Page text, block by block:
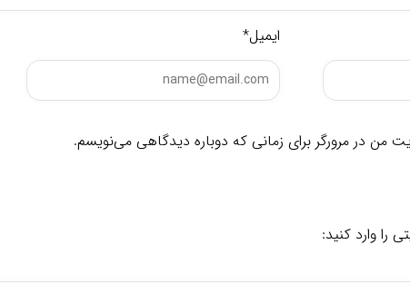
ایمیل*
من در مرورگر برای زمانی که دوباره دیدگاهی می‌نویسم.
را وارد کنید: